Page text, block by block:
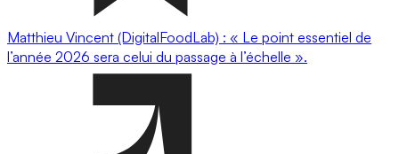
Matthieu Vincent (DigitalFoodLab) : « Le point essentiel de
l’année 2026 sera celui du passage à l’échelle ».